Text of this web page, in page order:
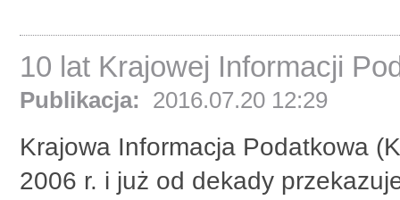
10 lat Krajowej Informacji
Publikacja: 2016.07.20 12:29
Krajowa Informacja Podatkowa
2006 r. i już od dekady